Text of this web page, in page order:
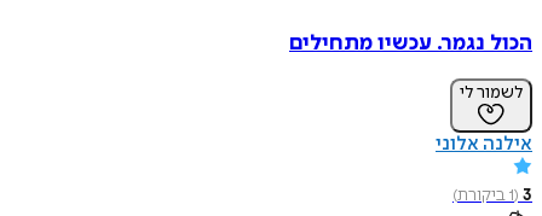
הכול נגמר. עכשיו מתחילים
לשמור לי
אילנה אלוני
3
(
1ביקורת)